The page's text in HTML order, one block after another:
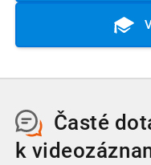
Časté
k